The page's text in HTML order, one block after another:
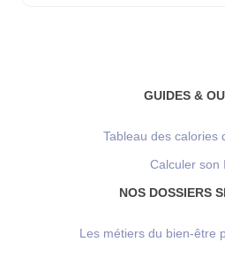
GUIDES &
Tableau des calories
Calculer son
NOS DOSSIERS
Les métiers du bien-être